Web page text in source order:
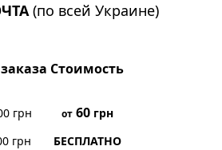
(по всей Украине)
Стоимость
грн от60грн
грн
БЕСПЛАТНО